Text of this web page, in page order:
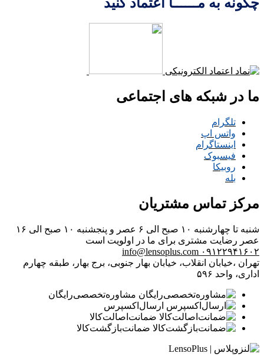
ما در شبکه های اجتماعی
تلگرام
واتس اپ
اینستاگرام
فیسبوک
روبیکا
بله
مرکز تماس مشتریان
شنبه تا چهارشنبه ۱۰ صبح الی ۶ عصر و پنجشنبه ۱۰ صبح الی ۱۶
عصر رضایت مشتری برای ما در اولویت است
۰۹۱۲۲۹۴۱۶۰۲ info@lensoplus.com
تهران ،خیابان انقلاب، خیابان بهار جنوبی، برج بهار، طبقه چهارم
اداری، واحد ۵۹۶
مشاوره‌تخصصی‌رایگان
ارسال‌اکسپرس
ضمانت‌اصالت‌کالا
ضمانت‌بازگشت‌کالا